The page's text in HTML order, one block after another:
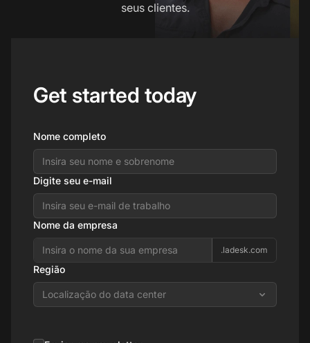
seus clientes.
Get started today
Nome completo
Digite seu e-mail
Nome da empresa
.ladesk.com
Região
Localização do data center